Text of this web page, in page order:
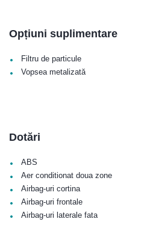
Opțiuni suplimentare
• Filtru de particule
• Vopsea metalizată
Dotări
• ABS
• Aer conditionat doua zone
• Airbag-uri cortina
• Airbag-uri frontale
• Airbag-uri laterale fata